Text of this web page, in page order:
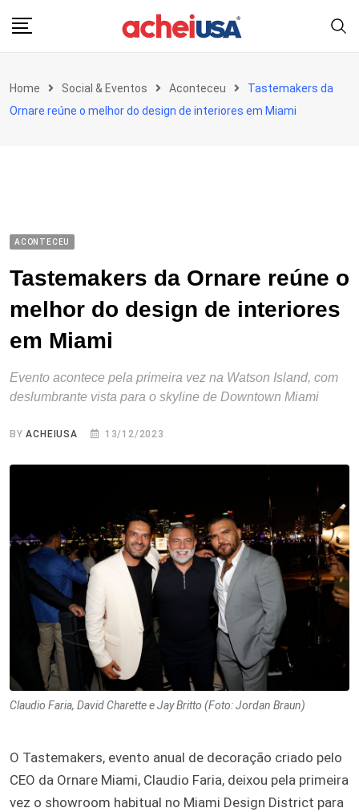
Home Social & Eventos Aconteceu
Tastemakers da
Ornare reúne o melhor do design de interiores em Miami
ACONTECEU
Tastemakers da Ornare reúne o
melhor do design de interiores
em Miami
Evento acontece pela primeira vez na Watson Island, com
deslumbrante vista para o skyline de Downtown Miami
BYACHEIUSA 13/12/2023
Claudio Faria, David Charette e Jay Britto (Foto: Jordan Braun)
O Tastemakers, evento anual de decoração criado pelo
CEO da Ornare Miami, Claudio Faria, deixou pela primeira
vez o showroom habitual no Miami Design District para